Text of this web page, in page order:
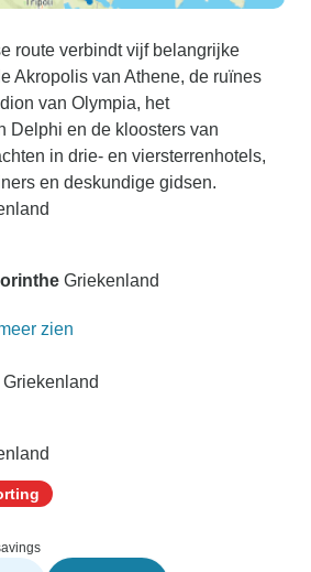
route verbindt vijf belangrijke
Akropolis van Athene, de ruïnes
van Olympia, het
Delphi en de kloosters van
in drie- en viersterrenhotels,
en deskundige gidsen.
Griekenland
zien
Griekenland